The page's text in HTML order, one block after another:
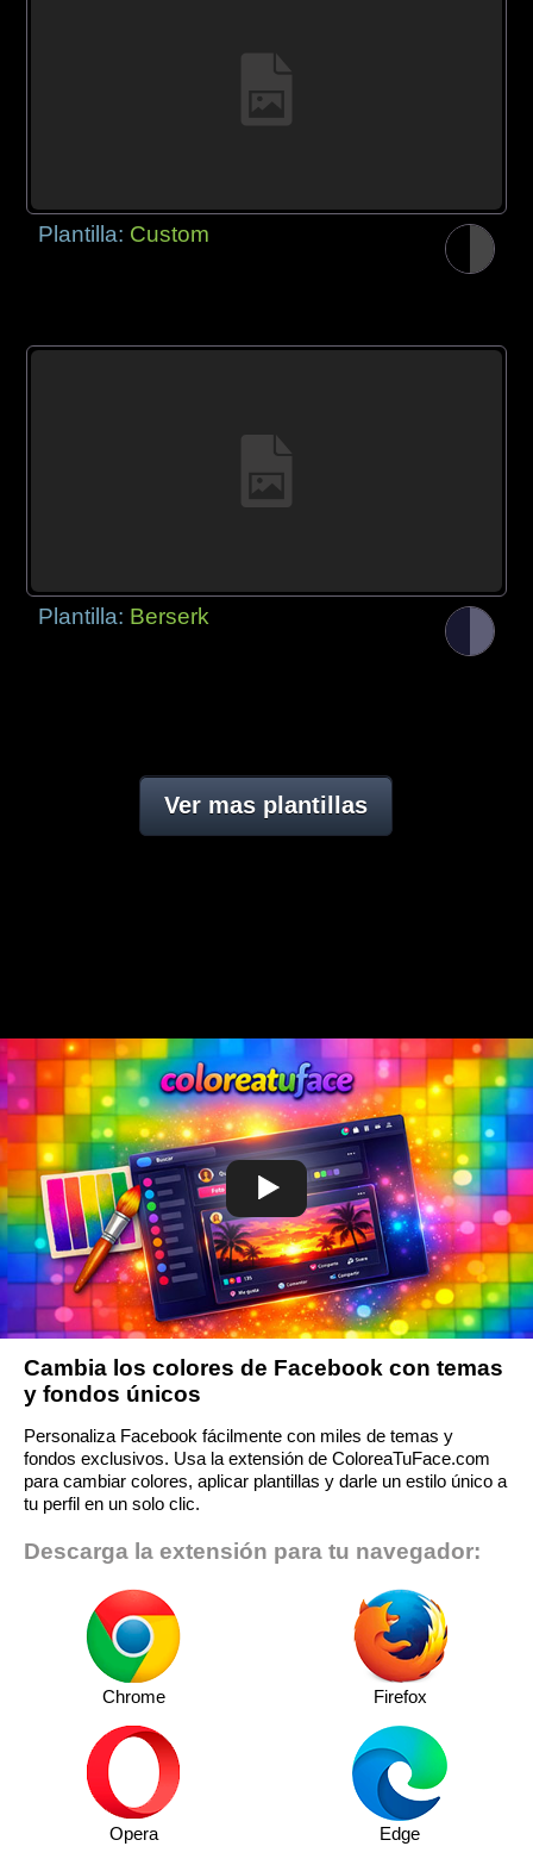
Plantilla: Custom
Plantilla: Berserk
Ver mas plantillas
Cambia los colores de Facebook con temas
y fondos únicos
Personaliza Facebook fácilmente con miles de temas y
fondos exclusivos. Usa la extensión de ColoreaTuFace.com
para cambiar colores, aplicar plantillas y darle un estilo único a
tu perfil en un solo clic.
Descarga la extensión para tu navegador:
Chrome Firefox
Opera Edge